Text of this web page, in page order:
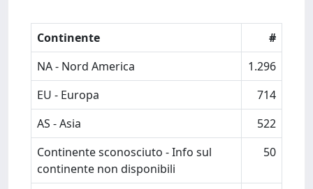
Continente
#
NA - Nord America
1.296
EU - Europa
714
AS - Asia
522
Continente sconosciuto - Info sul
continente non disponibili
50